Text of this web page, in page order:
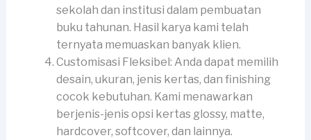
sekolah dan institusi dalam pembuatan
buku tahunan. Hasil karya kami telah
ternyata memuaskan banyak klien.
Customisasi Fleksibel: Anda dapat memilih
desain, ukuran, jenis kertas, dan finishing
cocok kebutuhan. Kami menawarkan
berjenis-jenis opsi kertas glossy, matte,
hardcover, softcover, dan lainnya.